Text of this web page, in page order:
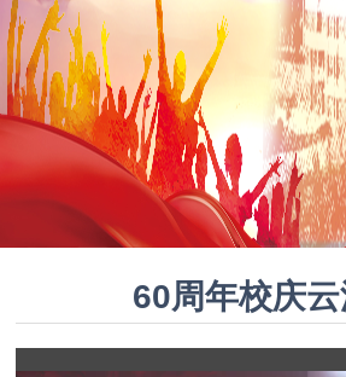
60周年校庆